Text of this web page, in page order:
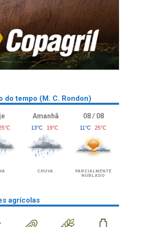
do tempo (M. C. Rondon)
Amanhã
13°C 19°C
CHUVA
08 / 08
11°C 25°C
PARCIALMENTE
NUBLADO
agrícolas